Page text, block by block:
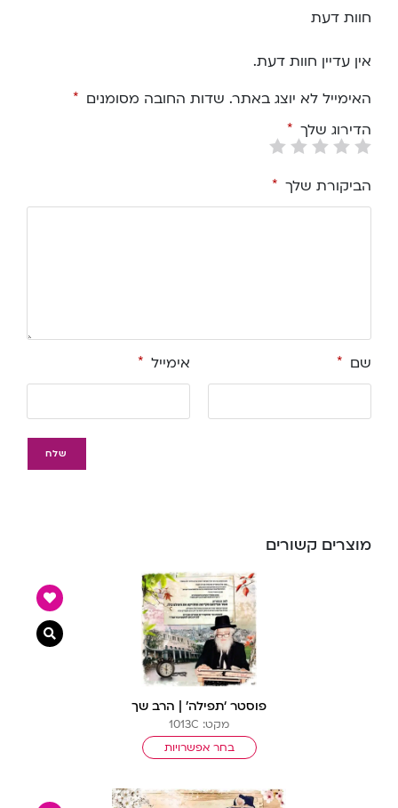
חוות דעת
אין עדיין חוות דעת.
האימייל לא יוצג באתר. שדות החובה מסומנים *
הדירוג שלך *
הביקורת שלך *
שם * אימייל *
מוצרים קשורים
פוסטר ‘תפילה’ | הרב שך
מקט: 1013C
בחר אפשרויות
צפייה